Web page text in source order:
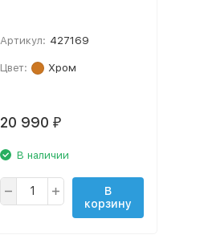
Артикул: 427169
Цвет: Хром
20 990 ₽
В наличии
В
корзину